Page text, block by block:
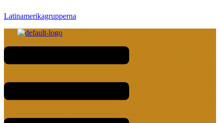
Latinamerikagrupperna